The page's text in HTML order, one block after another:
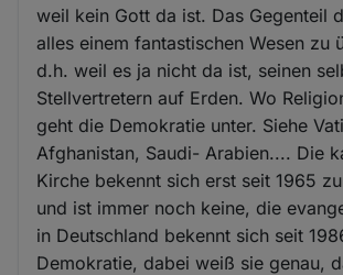
weil kein Gott da ist. Das Gegenteil
alles einem fantastischen Wesen zu
d.h. weil es ja nicht da ist, seinen
Stellvertretern auf Erden. Wo
geht die Demokratie unter. Siehe
Afghanistan, Saudi- Arabien.... Die
Kirche bekennt sich erst seit 1965
und ist immer noch keine, die
in Deutschland bekennt sich seit
Demokratie, dabei weiß sie genau,